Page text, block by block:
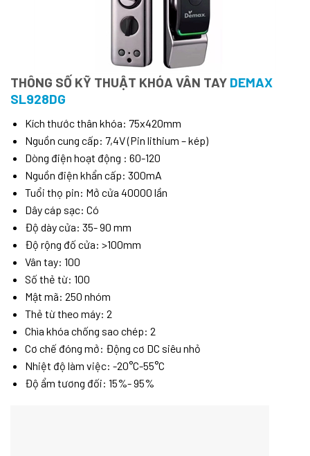
THÔNG SỐ KỸ THUẬT KHÓA VÂN TAY DEMAX
SL928DG
Kích thước thân khóa: 75x420mm
Nguồn cung cấp: 7,4V (Pin lithium – kép)
Dòng điện hoạt động : 60-120
Nguồn điện khẩn cấp: 300mA
Tuổi thọ pin: Mở cửa 40000 lần
Dây cáp sạc: Có
Độ dày cửa: 35- 90 mm
Độ rộng đố cửa: >100mm
Vân tay: 100
Số thẻ từ: 100
Mật mã: 250 nhóm
Thẻ từ theo máy: 2
Chìa khóa chống sao chép: 2
Cơ chế đóng mở: Động cơ DC siêu nhỏ
Nhiệt độ làm việc: -20°C-55°C
Độ ẩm tương đối: 15%- 95%